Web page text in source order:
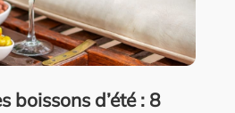
boissons d’été : 8